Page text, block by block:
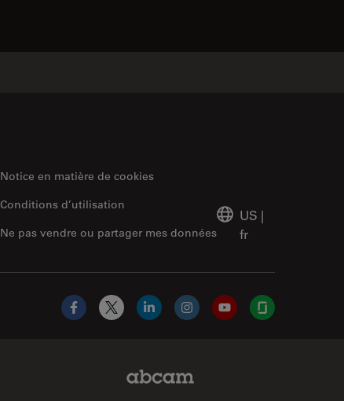
Notice en matière de cookies
Ne pas vendre ou partager mes données
Conditions d’utilisation
US |
fr
Facebook
X LinkedInInstagramYouTubeGlassdoor